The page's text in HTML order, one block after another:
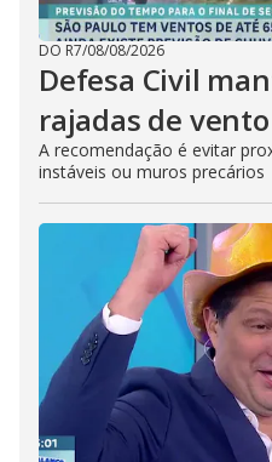
DO R7/08/08/2026
Defesa Civil
rajadas de
A recomendação é evitar
instáveis ou muros precários